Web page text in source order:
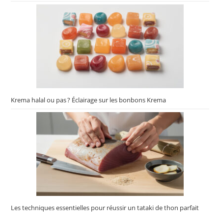
Krema halal ou pas ? Éclairage sur les bonbons Krema
Les techniques essentielles pour réussir un tataki de thon parfait